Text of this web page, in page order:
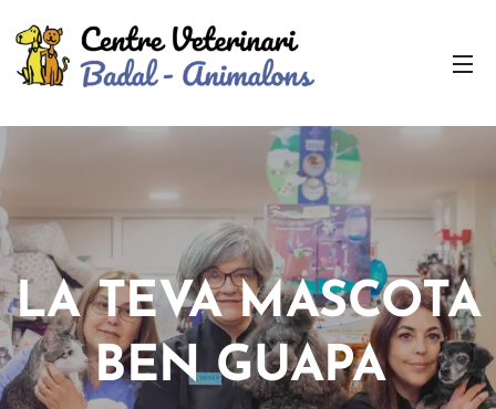
LA TEVA MASCOTA
BEN GUAPA